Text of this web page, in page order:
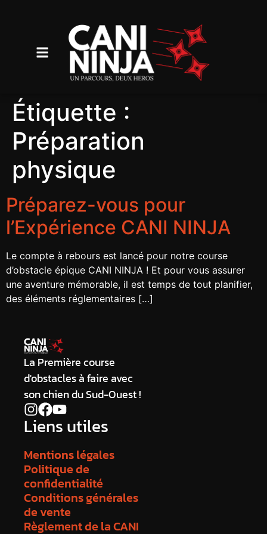
Étiquette :
Préparation
physique
Préparez-vous pour
l’Expérience CANI NINJA
Le compte à rebours est lancé pour notre course
d’obstacle épique CANI NINJA ! Et pour vous assurer
une aventure mémorable, il est temps de tout planifier,
des éléments réglementaires […]
La Première course
d'obstacles à faire avec
son chien du Sud-Ouest !
Liens utiles
Mentions légales
Politique de
confidentialité
Conditions générales
de vente
Règlement de la CANI